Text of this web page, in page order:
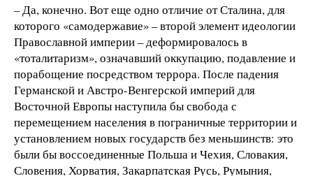
– Да, конечно. Вот еще одно отличие от Сталина, для
которого «самодержавие» – второй элемент идеологии
Православной империи – деформировалось в
«тоталитаризм», означавший оккупацию, подавление и
порабощение посредством террора. После падения
Германской и Австро-Венгерской империй для
Восточной Европы наступила бы свобода с
перемещением населения в пограничные территории и
установлением новых государств без меньшинств: это
были бы воссоединенные Польша и Чехия, Словакия,
Словения, Хорватия, Закарпатская Русь, Румыния,